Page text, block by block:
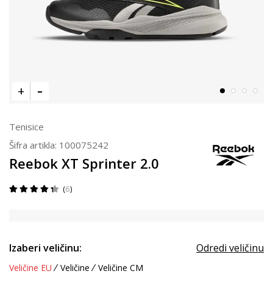
Tenisice
Šifra artikla: 100075242
Reebok XT Sprinter 2.0
6
Izaberi veličinu: Odredi veličinu
Veličine EU Veličine Veličine CM